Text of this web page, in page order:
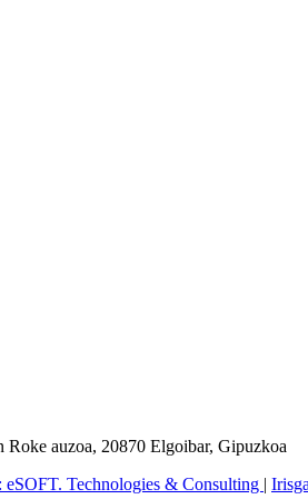
Roke auzoa, 20870 Elgoibar, Gipuzkoa
eSOFT. Technologies & Consulting |